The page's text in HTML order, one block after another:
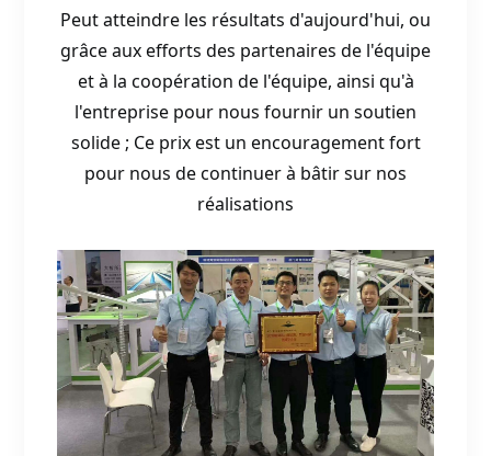
Peut atteindre les résultats d'aujourd'hui, ou
grâce aux efforts des partenaires de l'équipe
et à la coopération de l'équipe, ainsi qu'à
l'entreprise pour nous fournir un soutien
solide ; Ce prix est un encouragement fort
pour nous de continuer à bâtir sur nos
réalisations